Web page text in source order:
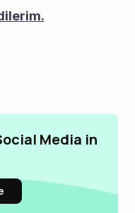
Media in